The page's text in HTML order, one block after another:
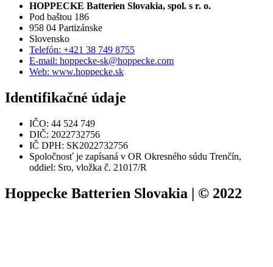
HOPPECKE Batterien Slovakia, spol. s r. o.
Pod baštou 186
958 04 Partizánske
Slovensko
Telefón: +421 38 749 8755
E-mail: hoppecke-sk@hoppecke.com
Web: www.hoppecke.sk
Identifikačné údaje
IČO: 44 524 749
DIČ: 2022732756
IČ DPH: SK2022732756
Spoločnosť je zapísaná v OR Okresného súdu Trenčín,
oddiel: Sro, vložka č. 21017/R
Hoppecke Batterien Slovakia | © 2022